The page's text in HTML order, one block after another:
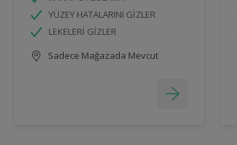
YÜZEY HATALARINI GİZLER
LEKELERİ GİZLER
Sadece Mağazada Mevcut